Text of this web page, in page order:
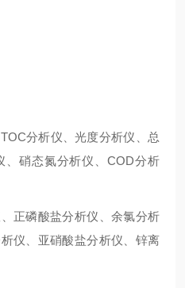
分析仪、光度分析仪、总
、硝态氮分析仪、COD分析
正磷酸盐分析仪、余氯分析
仪、亚硝酸盐分析仪、锌离